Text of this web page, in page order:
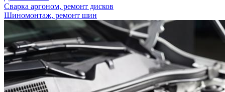
Сварка аргоном, ремонт дисков
Шиномонтаж, ремонт шин